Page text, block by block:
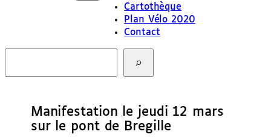
Cartothèque
Plan Vélo 2020
Contact
c
Manifestation le jeudi 12 mars
sur le pont de Bregille